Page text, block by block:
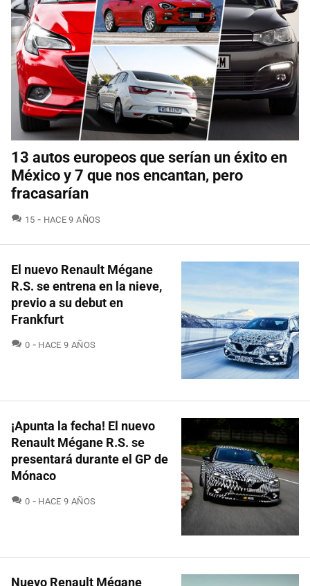
13 autos europeos que serían un éxito en
México y 7 que nos encantan, pero
fracasarían
15 COMENTARIOS
HACE 9 AÑOS
El nuevo Renault Mégane
R.S. se entrena en la nieve,
previo a su debut en
Frankfurt
0 COMENTARIOS
HACE 9 AÑOS
¡Apunta la fecha! El nuevo
Renault Mégane R.S. se
presentará durante el GP de
Mónaco
0 COMENTARIOS
HACE 9 AÑOS
Nuevo Renault Mégane